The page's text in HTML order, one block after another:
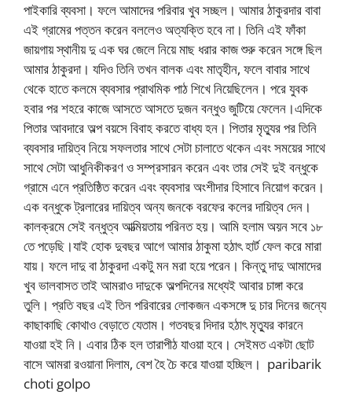
পাইকারি ব্যবসা। ফলে আমাদের পরিবার খুব সচ্ছল। আমার ঠাকুরদার বাবা
এই গ্রামের পত্তন করেন বললেও অত্যক্তি হবে না। তিনি এই ফাঁকা
জায়গায় স্থানীয় দু এক ঘর জেলে নিয়ে মাছ ধরার কাজ শুরু করেন সঙ্গে ছিল
আমার ঠাকুরদা। যদিও তিনি তখন বালক এবং মাতৃহীন, ফলে বাবার সাথে
থেকে হাতে কলমে ব্যবসার প্রাথমিক পাঠ শিখে নিয়েছিলেন। পরে যুবক
হবার পর শহরে কাজে আসতে আসতে দুজন বন্ধুও জুটিয়ে ফেলেন।এদিকে
পিতার আবদারে অল্প বয়সে বিবাহ করতে বাধ্য হন। পিতার মৃত্যুর পর তিনি
ব্যবসার দায়িত্ব নিয়ে সফলতার সাথে সেটা চালাতে থকেন এবং সময়ের সাথে
সাথে সেটা আধুনিকীকরণ ও সম্প্রসারন করেন এবং তার সেই দুই বন্ধুকে
গ্রামে এনে প্রতিষ্ঠিত করেন এবং ব্যবসার অংশীদার হিসাবে নিয়োগ করেন।
এক বন্ধুকে ট্রলারের দায়িত্ব অন্য জনকে বরফের কলের দায়িত্ব দেন।
কালক্রমে সেই বন্ধুত্ব আত্মিয়তায় পরিনত হয়। আমি হলাম অয়ন সবে ১৮
তে পড়েছি।যাই হোক দুবছর আগে আমার ঠাকুমা হঠাৎ হার্ট ফেল করে মারা
যায়। ফলে দাদু বা ঠাকুরদা একটু মন মরা হয়ে পরেন। কিন্তু দাদু আমাদের
খুব ভালবাসত তাই আমরাও দাদুকে অল্পদিনের মধ্যেই আবার চাঙ্গা করে
তুলি। প্রতি বছর এই তিন পরিবারের লোকজন একসঙ্গে দু চার দিনের জন্যে
কাছাকাছি কোথাও বেড়াতে যেতাম। গতবছর দিদার হঠাৎ মৃত্যুর কারনে
যাওয়া হই নি। এবার ঠিক হল তারাপীঠ যাওয়া হবে। সেইমত একটা ছোট
বাসে আমরা রওয়ানা দিলাম, বেশ হৈ চৈ করে যাওয়া হচ্ছিল। paribarik
choti golpo